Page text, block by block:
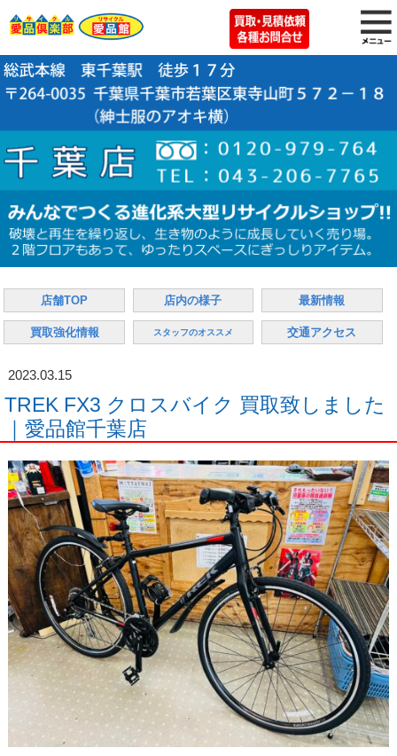
店舗TOP 店内の様子 最新情報
買取強化情報 スタッフのオススメ 交通アクセス
2023.03.15
TREK FX3 クロスバイク 買取致しました
｜愛品館千葉店